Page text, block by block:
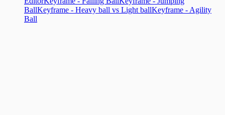
BallKeyframe - Heavy ball vs Light ballKeyframe - Agility
Ball